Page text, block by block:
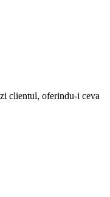
clientul, oferindu-i ceva